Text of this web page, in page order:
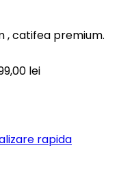
, catifea premium.
lei
rapida